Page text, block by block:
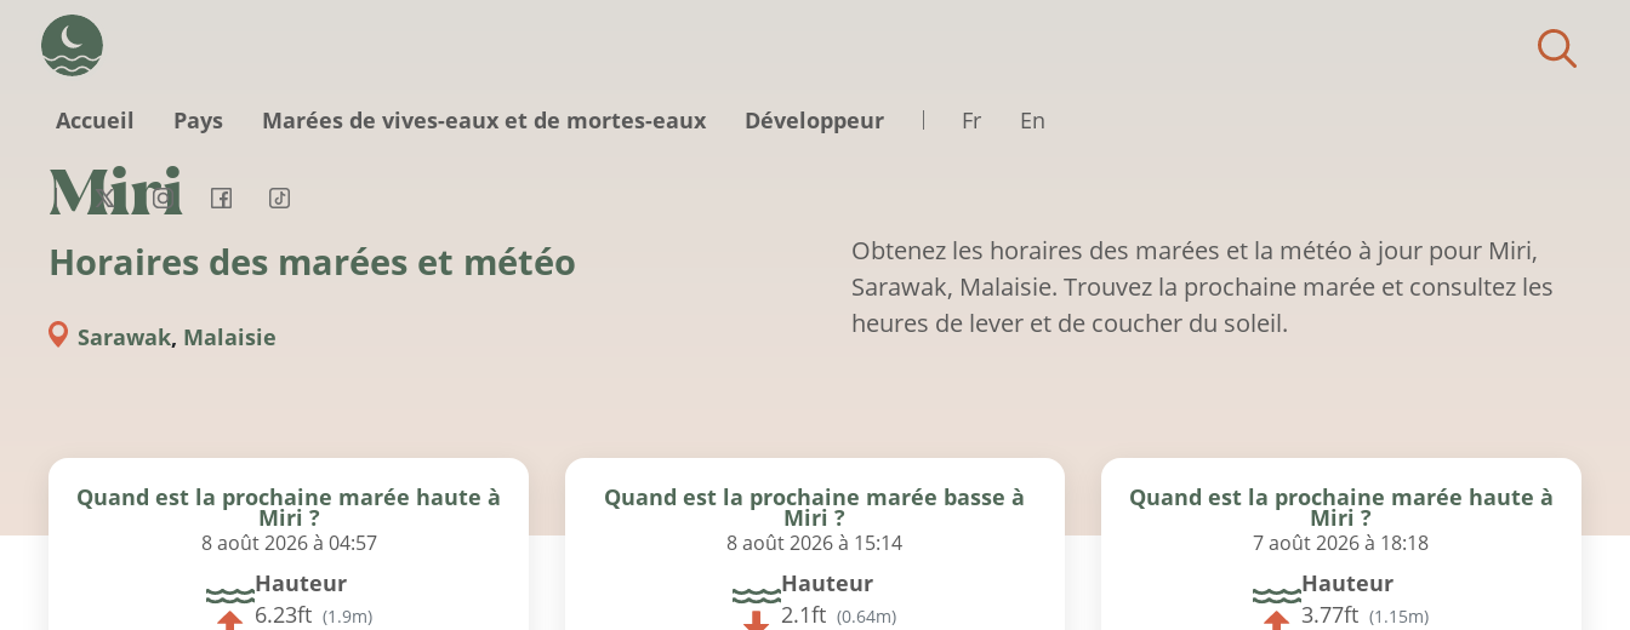
Accueil
Pays Marées de vives-eaux et de mortes-eaux Développeur Fr En
Miri
Horaires des marées et météo
Sarawak, Malaisie
Obtenez les horaires des marées et la météo à jour pour Miri,
Sarawak, Malaisie. Trouvez la prochaine marée et consultez les
heures de lever et de coucher du soleil.
Quand est la prochaine marée haute à
Miri ?
8 août 2026 à 04:57
Hauteur
6.23ft (1.9m)
Quand est la prochaine marée basse à
Miri ?
8 août 2026 à 15:14
Hauteur
2.1ft (0.64m)
Quand est la prochaine marée haute à
Miri ?
7 août 2026 à 18:18
Hauteur
3.77ft (1.15m)